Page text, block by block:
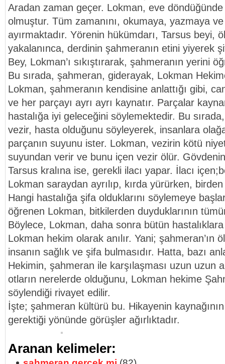
Aradan zaman geçer. Lokman, eve
olmuştur. Tüm zamanını, okumaya, yazmaya
ayırmaktadır. Yörenin hükümdarı, Tarsus beyi,
yakalanınca, derdinin şahmeranın etini yiyerek
Bey, Lokman’ı sıkıştırarak, şahmeranın yerini
Bu sırada, şahmeran, giderayak, Lokman
Lokman, şahmeranın kendisine anlattığı gibi,
ve her parçayı ayrı ayrı kaynatır. Parçalar
hastalığa iyi geleceğini söylemektedir. Bu
vezir, hasta olduğunu söyleyerek, insanlara
parçanın suyunu ister. Lokman, vezirin kötü
suyundan verir ve bunu içen vezir ölür.
Tarsus kralına ise, gerekli ilacı yapar. İlacı
Lokman saraydan ayrılıp, kırda yürürken,
Hangi hastalığa şifa olduklarını söylemeye
öğrenen Lokman, bitkilerden duyduklarının
Böylece, Lokman, daha sonra bütün
Lokman hekim olarak anılır. Yani; şahmeran’ın
insanın sağlık ve şifa bulmasıdır. Hatta, bazı
Hekimin, şahmeran ile karşılaşması uzun uzun
otların nerelerde olduğunu, Lokman hekime
söylendiği rivayet edilir.
İşte; şahmeran kültürü bu. Hikayenin
gerektiği yönünde görüşler ağırlıktadır.
Aranan kelimeler: